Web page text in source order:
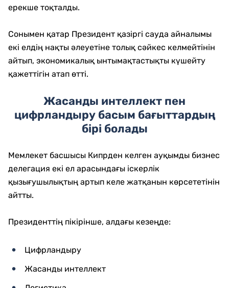
ерекше тоқталды.
Сонымен қатар Президент қазіргі сауда айналымы
екі елдің нақты әлеуетіне толық сәйкес келмейтінін
айтып, экономикалық ынтымақтастықты күшейту
қажеттігін атап өтті.
Жасанды интеллект пен
цифрландыру басым бағыттардың
бірі болады
Мемлекет басшысы Кипрден келген ауқымды бизнес
делегация екі ел арасындағы іскерлік
қызығушылықтың артып келе жатқанын көрсететінін
айтты.
Президенттің пікірінше, алдағы кезеңде:
Цифрландыру
Жасанды интеллект